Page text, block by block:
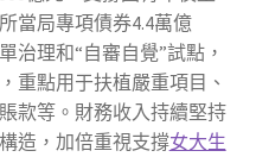
當局專項債券4.4萬億
治理和“自審自覺”試點，
重點用于扶植嚴重項目、
款等。財務收入持續堅持
造，加倍重視支撐女大生